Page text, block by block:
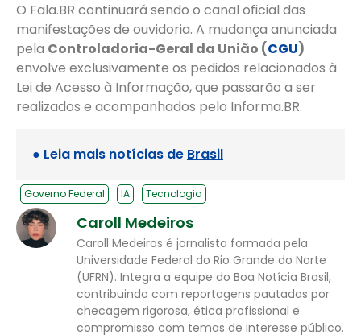
O Fala.BR continuará sendo o canal oficial das
manifestações de ouvidoria. A mudança anunciada
pela Controladoria-Geral da União (CGU)
envolve exclusivamente os pedidos relacionados à
Lei de Acesso à Informação, que passarão a ser
realizados e acompanhados pelo Informa.BR.
● Leia mais notícias de Brasil
Governo Federal IA Tecnologia
Caroll Medeiros
Caroll Medeiros é jornalista formada pela
Universidade Federal do Rio Grande do Norte
(UFRN). Integra a equipe do Boa Notícia Brasil,
contribuindo com reportagens pautadas por
checagem rigorosa, ética profissional e
compromisso com temas de interesse público.